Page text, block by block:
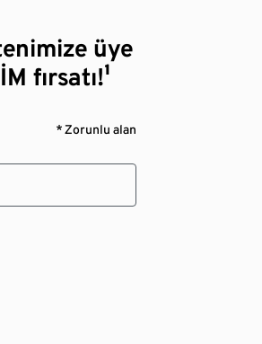
üye
fırsatı!¹
* Zorunlu alan